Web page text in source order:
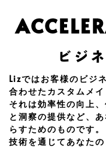
ビジ
Lizではお客様のビジ
合わせたカスタムメ
それは効率性の向上
と洞察の提供など、
らすためのものです。
技術を通じてあなた